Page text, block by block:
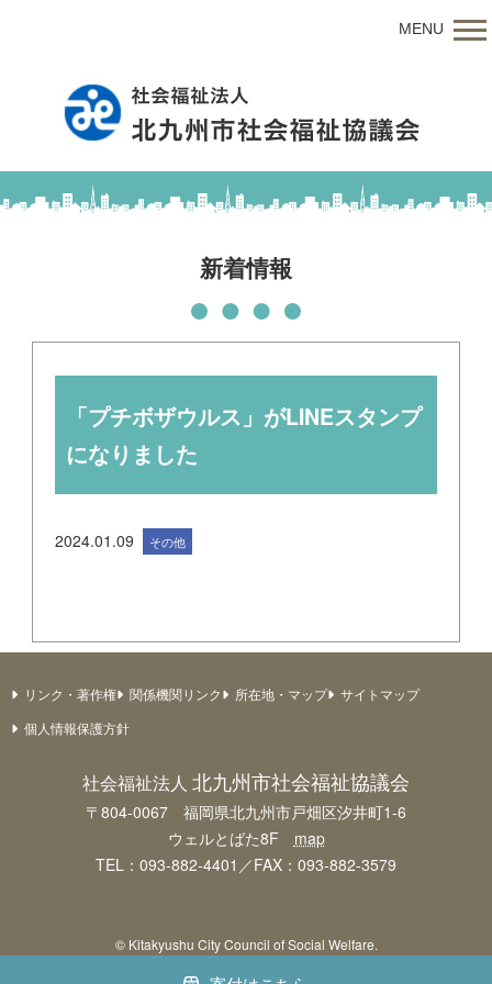
MENU
新着情報
「プチボザウルス」がLINEスタンプ
になりました
2024.01.09 その他
リンク・著作権 関係機関リンク 所在地・マップ
サイトマップ
個人情報保護方針
社会福祉法人 北九州市社会福祉協議会
〒804-0067 福岡県北九州市戸畑区汐井町1-6
ウェルとばた8F map
TEL：093-882-4401／FAX：093-882-3579
© Kitakyushu City Council of Social Welfare.